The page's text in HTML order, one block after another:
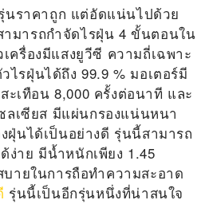
นราคาถูก แต่อัดแน่นไปด้วย
ารถกำจัดไรฝุ่น 4 ขั้นตอนใน
ครื่องมีแสงยูวีซี ความถี่เฉพาะ
รฝุ่นได้ถึง 99.9 % มอเตอร์มี
ะเทือน 8,000 ครั้งต่อนาที และ
ลเซียส มีแผ่นกรองแน่นหนา
ฝุ่นได้เป็นอย่างดี รุ่นนี้สามารถ
ง่าย มีน้ำหนักเพียง 1.45
ายในการถือทำความสะอาด
รุ่นนี้เป็นอีกรุ่นหนึ่งที่น่าสนใจ